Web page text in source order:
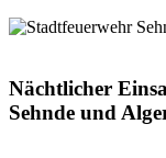
Nächtlicher
Sehnde und